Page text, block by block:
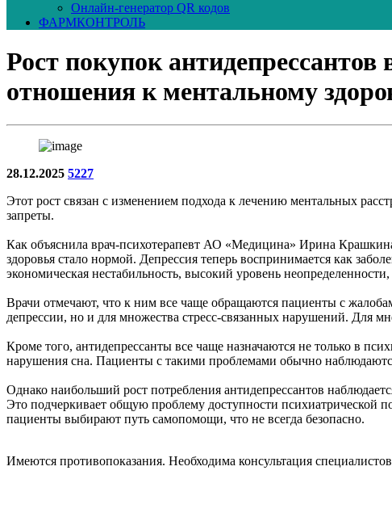
Онлайн-генератор QR кодов
ФАРМКОНТРОЛЬ
Рост покупок
отношения к ментальному
28.12.2025 5227
Этот рост связан с изменением подхода к лечению ментальных
запреты.
Как объяснила врач-психотерапевт АО «Медицина» Ирина
здоровья стало нормой. Депрессия теперь воспринимается как
экономическая нестабильность, высокий уровень
Врачи отмечают, что к ним все чаще обращаются пациенты с
депрессии, но и для множества стресс-связанных нарушений. Для
Кроме того, антидепрессанты все чаще назначаются не только в
нарушения сна. Пациенты с такими проблемами обычно
Однако наибольший рост потребления антидепрессантов
Это подчеркивает общую проблему доступности психиатрической
пациенты выбирают путь самопомощи, что не всегда безопасно.
Имеются противопоказания. Необходима консультация